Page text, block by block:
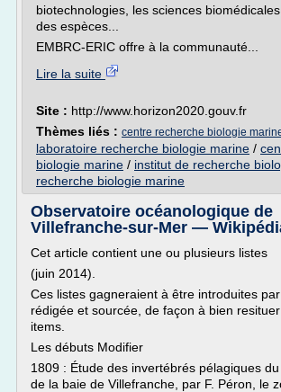
biotechnologies, les sciences
des espèces...
EMBRC-ERIC offre à la communauté...
Lire la suite
Site : http://www.horizon2020.gouv.fr
Thèmes liés : centre recherche biologie
laboratoire recherche biologie marine /
biologie marine / institut de recherche
recherche biologie marine
Observatoire océanologique de
Villefranche-sur-Mer —
Cet article contient une ou plusieurs listes
(juin 2014).
Ces listes gagneraient à être introduites
rédigée et sourcée, de façon à bien
items.
Les débuts Modifier
1809 : Étude des invertébrés pélagiques
de la baie de Villefranche, par F. Péron, le